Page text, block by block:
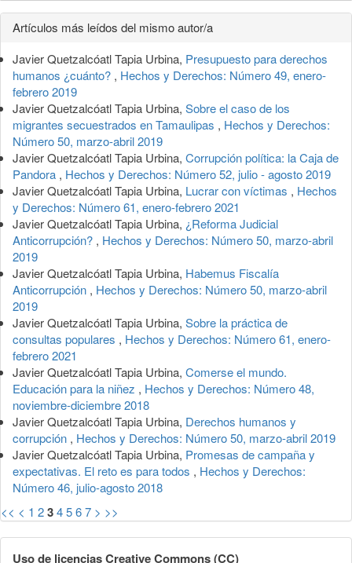
Detalles
del
artículo
Artículos más leídos del mismo autor/a
Javier Quetzalcóatl Tapia Urbina, Presupuesto para derechos
humanos ¿cuánto? , Hechos y Derechos: Número 49, enero-
febrero 2019
Javier Quetzalcóatl Tapia Urbina, Sobre el caso de los
migrantes secuestrados en Tamaulipas , Hechos y Derechos:
Número 50, marzo-abril 2019
Javier Quetzalcóatl Tapia Urbina, Corrupción política: la Caja de
Pandora , Hechos y Derechos: Número 52, julio - agosto 2019
Javier Quetzalcóatl Tapia Urbina, Lucrar con víctimas , Hechos
y Derechos: Número 61, enero-febrero 2021
Javier Quetzalcóatl Tapia Urbina, ¿Reforma Judicial
Anticorrupción? , Hechos y Derechos: Número 50, marzo-abril
2019
Javier Quetzalcóatl Tapia Urbina, Habemus Fiscalía
Anticorrupción , Hechos y Derechos: Número 50, marzo-abril
2019
Javier Quetzalcóatl Tapia Urbina, Sobre la práctica de
consultas populares , Hechos y Derechos: Número 61, enero-
febrero 2021
Javier Quetzalcóatl Tapia Urbina, Comerse el mundo.
Educación para la niñez , Hechos y Derechos: Número 48,
noviembre-diciembre 2018
Javier Quetzalcóatl Tapia Urbina, Derechos humanos y
corrupción , Hechos y Derechos: Número 50, marzo-abril 2019
Javier Quetzalcóatl Tapia Urbina, Promesas de campaña y
expectativas. El reto es para todos , Hechos y Derechos:
Número 46, julio-agosto 2018
<< < 1 234567 > >>
Uso de licencias Creative Commons (CC)